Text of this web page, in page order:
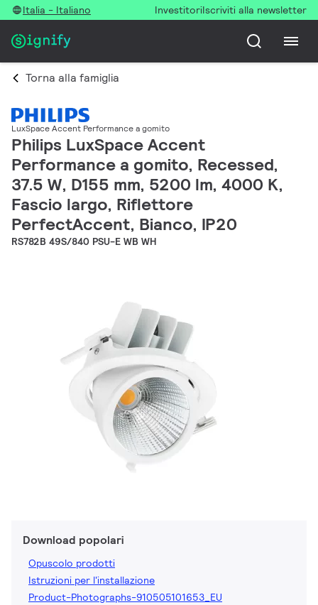
Italia - Italiano InvestitoriIscriviti alla newsletter
Torna alla famiglia
LuxSpace Accent Performance a gomito
Philips LuxSpace Accent
Performance a gomito, Recessed,
37.5 W, D155 mm, 5200 lm, 4000 K,
Fascio largo, Riflettore
PerfectAccent, Bianco, IP20
RS782B 49S/840 PSU-E WB WH
Download popolari
Opuscolo prodotti
Istruzioni per l'installazione
Product-Photographs-910505101653_EU